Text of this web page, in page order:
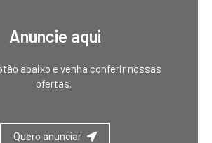
Anuncie aqui
abaixo e venha conferir nossas
ofertas.
Quero anunciar